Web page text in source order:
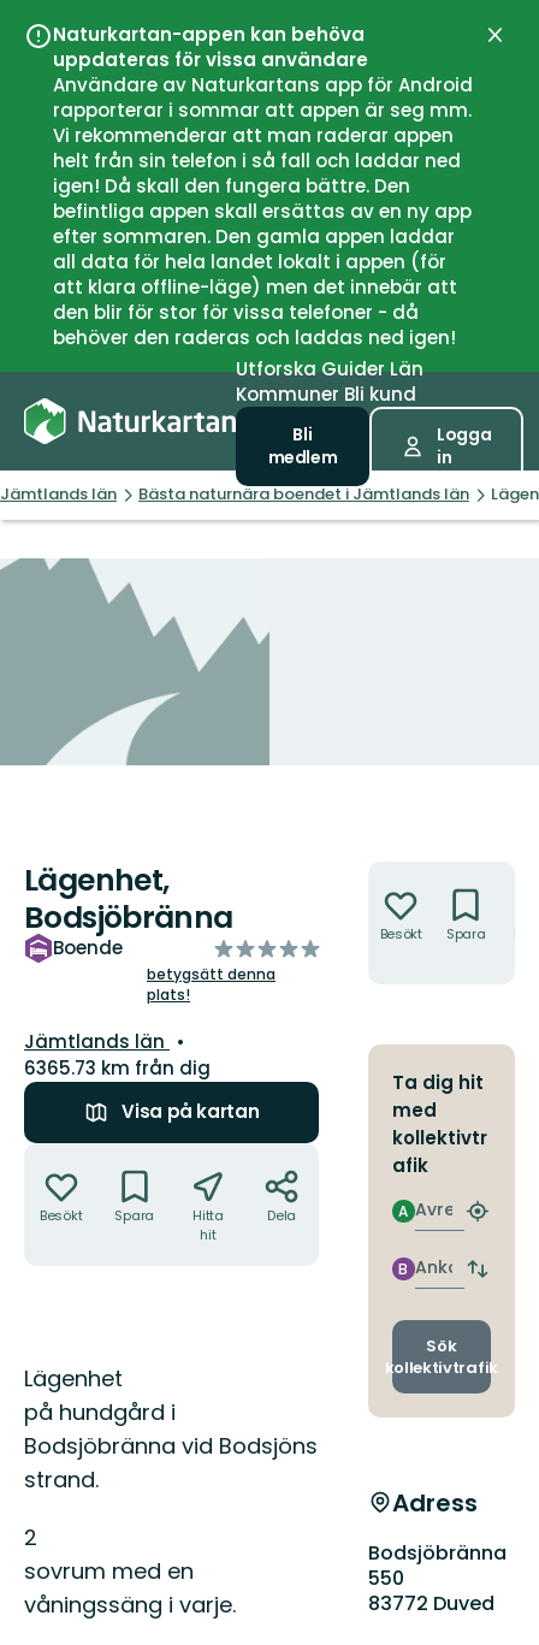
Naturkartan-appen kan behöva
uppdateras för vissa användare
Användare av Naturkartans app för Android
rapporterar i sommar att appen är seg mm.
Vi rekommenderar att man raderar appen
helt från sin telefon i så fall och laddar ned
igen! Då skall den fungera bättre. Den
befintliga appen skall ersättas av en ny app
efter sommaren. Den gamla appen laddar
all data för hela landet lokalt i appen (för
att klara offline-läge) men det innebär att
den blir för stor för vissa telefoner - då
behöver den raderas och laddas ned igen!
UtforskaGuiderLän
Kommuner Bli kund
Bli
medlem
Logga
in
Jämtlands län Bästa naturnära boendet i Jämtlands län
Lägenhet,
Bodsjöbränna
Boende
av
5
betygsätt denna
plats!
Län:
Jämtlands län
6365.73 km från dig
Visa på kartan
Besökt Spara
Hitta
hit
Dela
Beskrivning
Lägenhet
på hundgård i
Bodsjöbränna vid Bodsjöns
strand.
2
sovrum med en
våningssäng i varje.
Besökt Spara
Ta dig hit
med
kollektivtr
afik
Avresa
A
Hitta
Ankomst
B
Byt
och
Sök
kollektivtrafik
Adress
Bodsjöbränna
550
83772 Duved